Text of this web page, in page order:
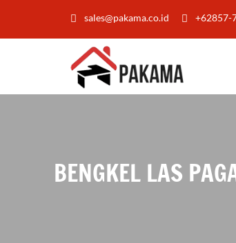
sales@pakama.co.id +62857-
BENGKEL LAS